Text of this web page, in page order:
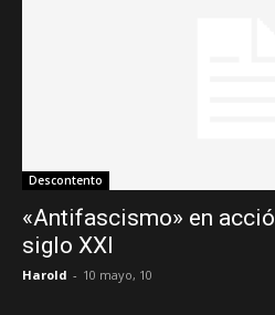
Descontento
«Antifascismo» en
siglo XXI
Harold - 10 mayo, 10